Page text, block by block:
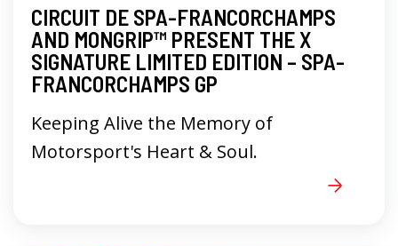
CIRCUIT DE SPA-FRANCORCHAMPS
AND MONGRIP™ PRESENT THE X
SIGNATURE LIMITED EDITION – SPA-
FRANCORCHAMPS GP
Keeping Alive the Memory of
Motorsport's Heart & Soul.